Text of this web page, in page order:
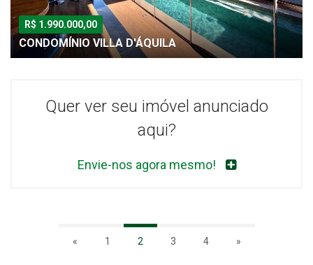
R$ 1.990.000,00
CONDOMÍNIO VILLA D'ÁQUILA
Quer ver seu imóvel anunciado
aqui?
Envie-nos agora mesmo!
« 1 2 3 4 »